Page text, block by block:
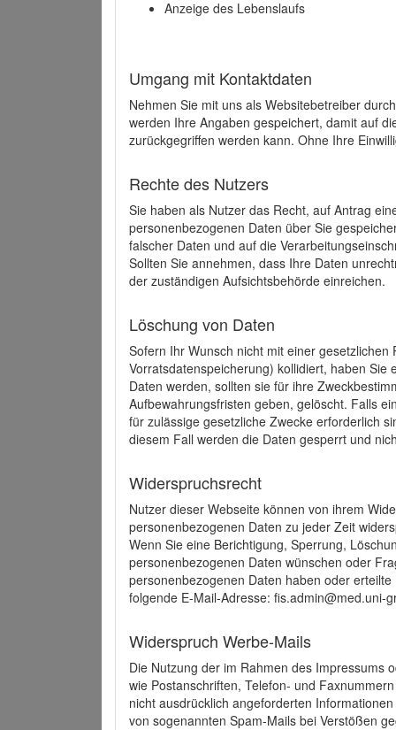
Anzeige des Lebenslaufs
Umgang mit Kontaktdaten
Nehmen Sie mit uns als Websitebetreiber
werden Ihre Angaben gespeichert, damit auf
zurückgegriffen werden kann. Ohne Ihre
Rechte des Nutzers
Sie haben als Nutzer das Recht, auf Antrag
personenbezogenen Daten über Sie
falscher Daten und auf die
Sollten Sie annehmen, dass Ihre Daten
der zuständigen Aufsichtsbehörde einreichen.
Löschung von Daten
Sofern Ihr Wunsch nicht mit einer
Vorratsdatenspeicherung) kollidiert, haben
Daten werden, sollten sie für ihre
Aufbewahrungsfristen geben, gelöscht. Falls
für zulässige gesetzliche Zwecke erforderlich
diesem Fall werden die Daten gesperrt und
Widerspruchsrecht
Nutzer dieser Webseite können von ihrem
personenbezogenen Daten zu jeder Zeit
Wenn Sie eine Berichtigung, Sperrung,
personenbezogenen Daten wünschen oder
personenbezogenen Daten haben oder
folgende E-Mail-Adresse: fis.admin@med.uni-
Widerspruch Werbe-Mails
Die Nutzung der im Rahmen des Impressums
wie Postanschriften, Telefon- und
nicht ausdrücklich angeforderten
von sogenannten Spam-Mails bei Verstößen